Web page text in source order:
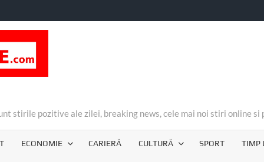
stirile pozitive ale zilei, breaking news, cele mai noi stiri online
ECONOMIE CARIERĂ CULTURĂ SPORT TIMP